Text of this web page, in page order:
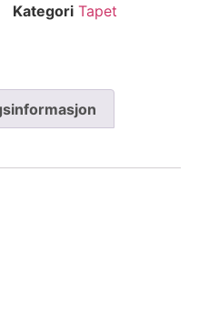
Kategori Tapet